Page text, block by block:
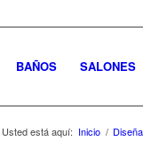
BAÑOS SALONES
Usted está aquí: Inicio /